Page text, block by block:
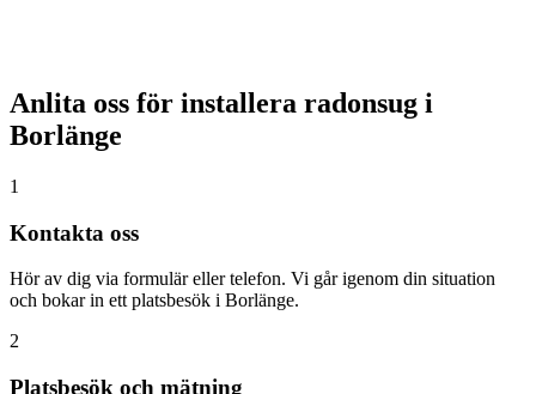
Anlita oss för installera radonsug i
Borlänge
1
Kontakta oss
Hör av dig via formulär eller telefon. Vi går igenom din situation
och bokar in ett platsbesök i Borlänge.
2
Platsbesök och mätning